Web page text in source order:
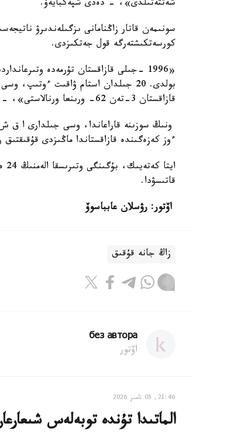
شەتتەتىلدى»، - دەدى شپەكبايەۆ.
سونىمەن قاتار زاڭنامانى ىزگىلەندىرۋ
كورسەتكىشتەرگە قول جەتكىزدى.
«1996 -جىلى قازاقستان تۇرمەدە
بولدى. 20 جىلدان استام ۋاقىت
قازاقستان 3-تەن 62- ورىنعا ورنالاستى»، - دەدى اگەنتتىك باسشىسىنىڭ ورىنباسارى.
ونىڭ سوزىنە قاراعاندا، وسى جىلدارى ا ق
ءوز كەزەگىندە قازاقستاندا ماڭىزدى قۇقىقتىق
قاتىسۋدا.
اۆتور: رۋسلان عابباسوۆ
زاڭ جانە قۇقىق
без автора
اۆتور
21:46, 05 تامىز 2026
الماتىدا تۇندە توبەلەس